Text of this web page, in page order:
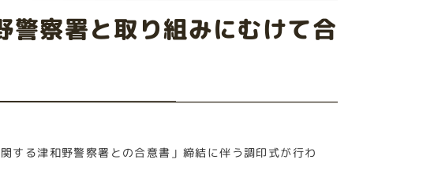
警察署と取り組みにむけて合
する津和野警察署との合意書」締結に伴う調印式が行わ